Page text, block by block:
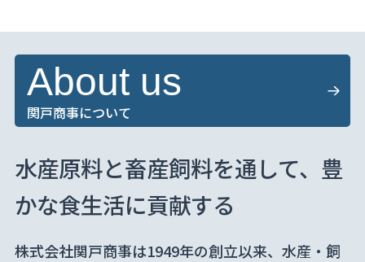
About us
関戸商事について
水産原料と畜産飼料を通して、 豊
かな食生活に貢献する
株式会社関戸商事は1949年の創立以来、水産・飼